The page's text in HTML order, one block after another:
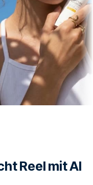
Reel mit AI